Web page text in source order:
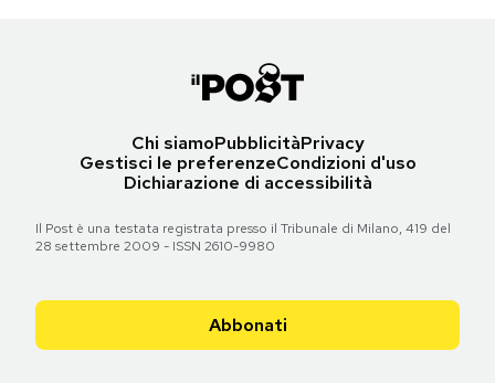
Chi siamoPubblicitàPrivacy
Gestisci le preferenzeCondizioni d'uso
Dichiarazione di accessibilità
Il Post è una testata registrata presso il Tribunale di Milano, 419 del
28 settembre 2009 - ISSN 2610-9980
Abbonati